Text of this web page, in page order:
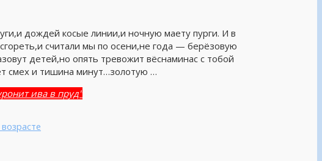
дождей косые линии,и ночную маету пурги. И в
считали мы по осени,не года — берёзовую
детей,но опять тревожит вёснаминас с тобой
смех и тишина минут…золотую …
ива в пруд"